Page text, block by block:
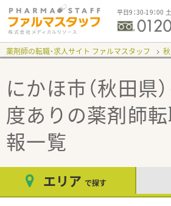
平日9：30-19：00
薬剤師の転職・求人サイト ファルマスタッフ
にかほ市（秋田県
度あり の薬剤師転
報一覧
エリア で探す